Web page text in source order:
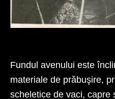
Fundul avenului este
materiale de prăbuşire,
scheletice de vaci, capre